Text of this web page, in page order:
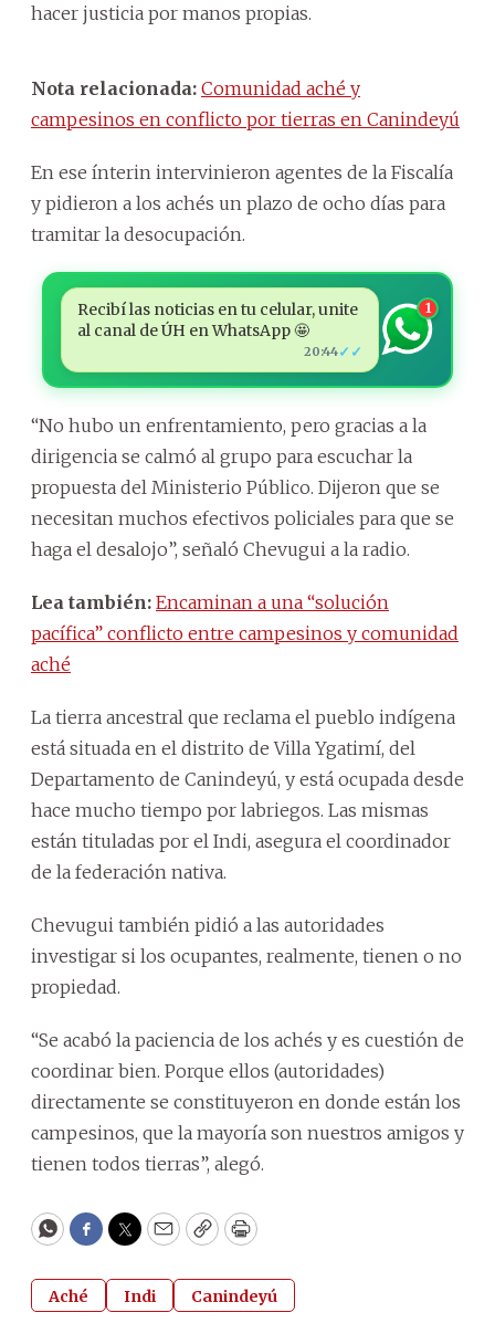
hacer justicia por manos propias.
Nota relacionada: Comunidad aché y
campesinos en conflicto por tierras en Canindeyú
En ese ínterin intervinieron agentes de la Fiscalía
y pidieron a los achés un plazo de ocho días para
tramitar la desocupación.
Recibí las noticias en tu celular, unite
al canal de ÚH en WhatsApp 🤩
20:44✓✓
1
“No hubo un enfrentamiento, pero gracias a la
dirigencia se calmó al grupo para escuchar la
propuesta del Ministerio Público. Dijeron que se
necesitan muchos efectivos policiales para que se
haga el desalojo”, señaló Chevugui a la radio.
Lea también: Encaminan a una “solución
pacífica” conflicto entre campesinos y comunidad
aché
La tierra ancestral que reclama el pueblo indígena
está situada en el distrito de Villa Ygatimí, del
Departamento de Canindeyú, y está ocupada desde
hace mucho tiempo por labriegos. Las mismas
están tituladas por el Indi, asegura el coordinador
de la federación nativa.
Chevugui también pidió a las autoridades
investigar si los ocupantes, realmente, tienen o no
propiedad.
“Se acabó la paciencia de los achés y es cuestión de
coordinar bien. Porque ellos (autoridades)
directamente se constituyeron en donde están los
campesinos, que la mayoría son nuestros amigos y
tienen todos tierras”, alegó.
WhatsApp
Facebook
Twitter
EmailCopyPrint
Aché Indi Canindeyú